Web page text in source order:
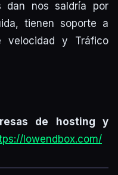
dan nos saldría por
tienen soporte a
y Tráfico
de hosting y
lowendbox.com/